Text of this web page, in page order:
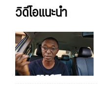
วิดีโอแนะนำ